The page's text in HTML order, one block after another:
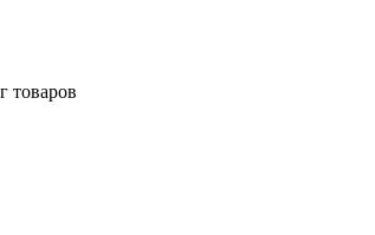
товаров